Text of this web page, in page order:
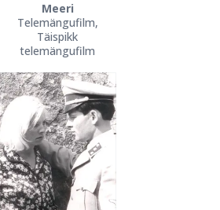
Meeri
Telemängufilm,
Täispikk
telemängufilm